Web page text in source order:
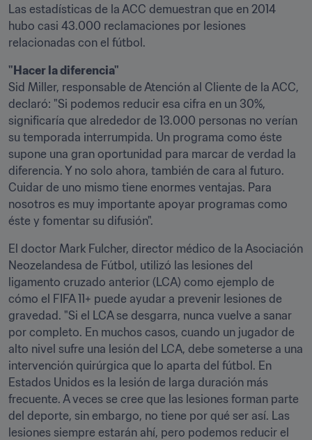
Las estadísticas de la ACC demuestran que en 2014
hubo casi 43.000 reclamaciones por lesiones
relacionadas con el fútbol.
"Hacer la diferencia"
Sid Miller, responsable de Atención al Cliente de la ACC,
declaró: "Si podemos reducir esa cifra en un 30%,
significaría que alrededor de 13.000 personas no verían
su temporada interrumpida. Un programa como éste
supone una gran oportunidad para marcar de verdad la
diferencia. Y no solo ahora, también de cara al futuro.
Cuidar de uno mismo tiene enormes ventajas. Para
nosotros es muy importante apoyar programas como
éste y fomentar su difusión".
El doctor Mark Fulcher, director médico de la Asociación
Neozelandesa de Fútbol, utilizó las lesiones del
ligamento cruzado anterior (LCA) como ejemplo de
cómo el FIFA 11+ puede ayudar a prevenir lesiones de
gravedad. "Si el LCA se desgarra, nunca vuelve a sanar
por completo. En muchos casos, cuando un jugador de
alto nivel sufre una lesión del LCA, debe someterse a una
intervención quirúrgica que lo aparta del fútbol. En
Estados Unidos es la lesión de larga duración más
frecuente. A veces se cree que las lesiones forman parte
del deporte, sin embargo, no tiene por qué ser así. Las
lesiones siempre estarán ahí, pero podemos reducir el